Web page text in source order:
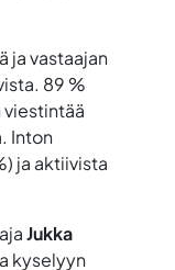
ja vastaajan
89 %
viestintää
Inton
ja aktiivista
Jukka
kyselyyn